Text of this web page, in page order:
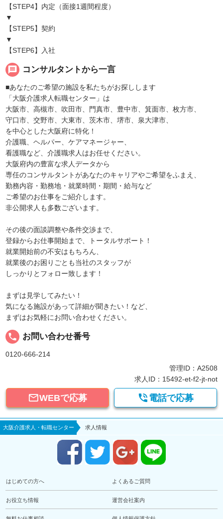
【STEP4】内定（面接1週間程度）
▼
【STEP5】契約
▼
【STEP6】入社
message コンサルタントから一言
■あなたのご希望の施設を私たちがお探しします
「大阪介護求人転職センター」は
大阪市、高槻市、吹田市、門真市、豊中市、箕面市、枚方市、
守口市、交野市、大東市、茨木市、堺市、泉大津市、
を中心とした大阪府に特化！
介護職、ヘルパー、ケアマネージャー、
看護職など、介護職求人はお任せください。
大阪府内の豊富な求人データから
専任のコンサルタントがあなたのキャリアやご希望をふまえ、
勤務内容・勤務地・就業時間・期間・給与など
ご希望のお仕事をご紹介します。
非公開求人も多数ございます。
その後の面談調整や条件交渉まで、
登録からお仕事開始まで、トータルサポート！
就業開始前の不安はもちろん、
就業後のお困りごとも当社のスタッフが
しっかりとフォロー致します！
まずは見学してみたい！
気になる施設があって詳細が聞きたい！など、
まずはお気軽にお問い合わせください。
local_phone お問い合わせ番号
0120-666-214
管理ID：A2508
求人ID：15492-et-f2-jt-not
WEBで応募  電話で応募
大阪介護求人・転職センター 求人情報
はじめての方へ よくあるご質問
お役立ち情報 運営会社案内